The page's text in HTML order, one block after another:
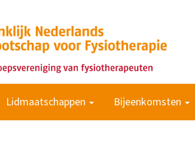
Lidmaatschappen Bijeenkomsten